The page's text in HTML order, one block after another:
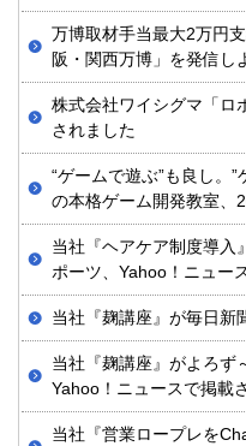
万博取材手当最大2万円
阪・関西万博」を発信し
株式会社ワイシグマ「
されました
“ゲームで遊ぶ”も良し。
の本格ゲーム開発教室、
当社『ヘアケア制度導入
ポーツ、Yahoo！ニュー
当社『麹講座』が毎日新
当社『麹講座』がよろず
Yahoo！ニュースで掲載
当社『営業ロープレを